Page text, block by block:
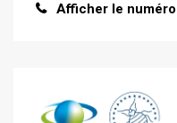
Afficher le numéro